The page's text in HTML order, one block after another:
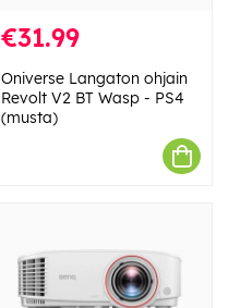
€31.99
Oniverse Langaton ohjain
Revolt V2 BT Wasp - PS4
(musta)